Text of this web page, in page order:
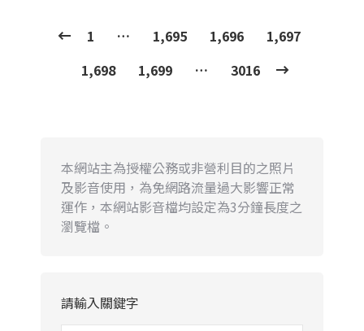
1 … 1,695 1,696
1,697
1,698
1,699 … 3016
本網站主為授權公務或非營利目的之照片
及影音使用，為免網路流量過大影響正常
運作，本網站影音檔均設定為3分鐘長度之
瀏覽檔。
請輸入關鍵字